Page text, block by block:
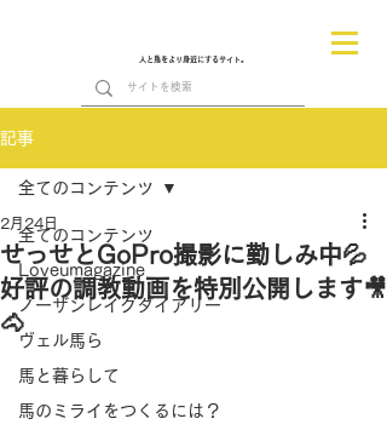
人と馬をより身近にするサイト。
記事
全てのコンテンツ
Loveumagazine
ノーザンレイクダイアリー
ヴェル馬ら
馬と暮らして
馬のミライをつくるには？
全てのコンテンツ
せっせとGoPro撮影に勤しみ中💦
好評の調教動画を特別公開します🎥
🐴
2月24日